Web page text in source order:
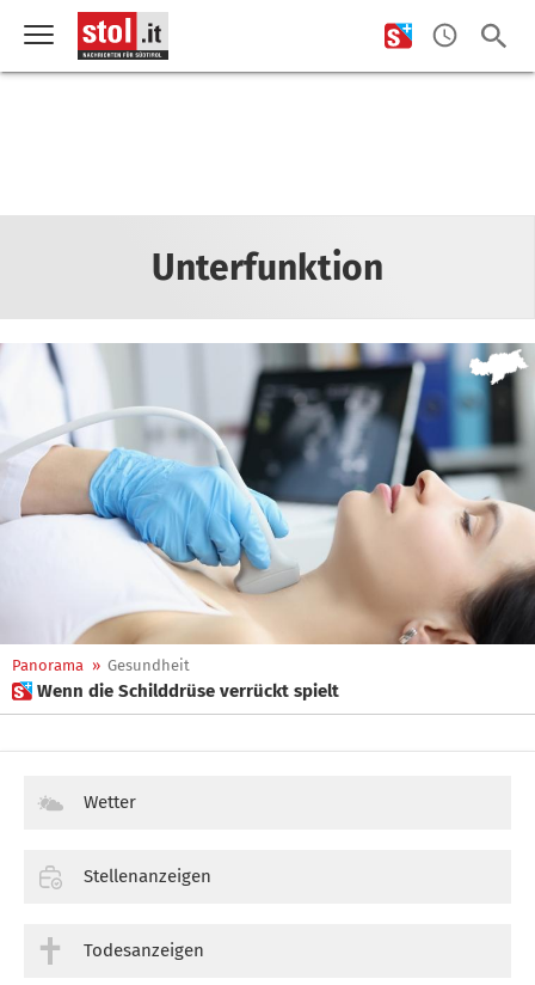
Unterfunktion
Panorama » Gesundheit
 Wenn die Schilddrüse verrückt spielt
Wetter
Stellenanzeigen
Todesanzeigen